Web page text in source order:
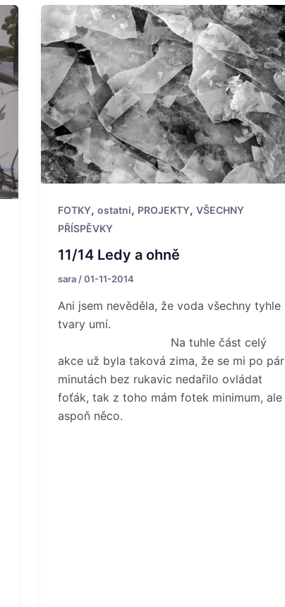
FOTKY, ostatni, PROJEKTY, VŠECHNY
PŘÍSPĚVKY
11/14 Ledy a ohně
sara/01-11-2014
Ani jsem nevěděla, že voda všechny tyhle
tvary umí.
Na tuhle část celý
akce už byla taková zima, že se mi po pár
minutách bez rukavic nedařilo ovládat
foťák, tak z toho mám fotek minimum, ale
aspoň něco.